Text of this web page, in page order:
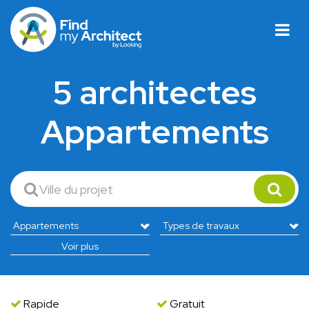
5 architectes
Appartements
Voir plus
Rapide
Gratuit